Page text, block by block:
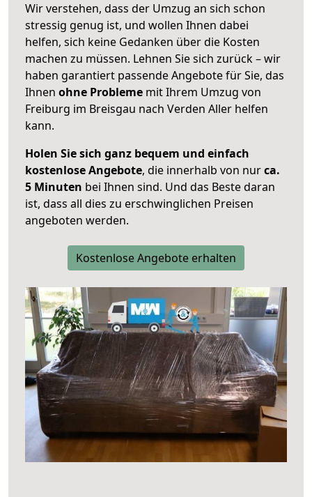
Wir verstehen, dass der Umzug an sich schon
stressig genug ist, und wollen Ihnen dabei
helfen, sich keine Gedanken über die Kosten
machen zu müssen. Lehnen Sie sich zurück – wir
haben garantiert passende Angebote für Sie, das
Ihnen ohne Probleme mit Ihrem Umzug von
Freiburg im Breisgau nach Verden Aller helfen
kann.
Holen Sie sich ganz bequem und einfach
kostenlose Angebote, die innerhalb von nurca.
5 Minuten bei Ihnen sind. Und das Beste daran
ist, dass all dies zu erschwinglichen Preisen
angeboten werden.
Kostenlose Angebote erhalten